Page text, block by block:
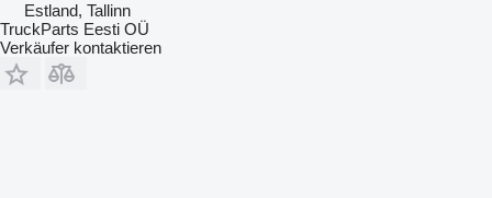
Estland, Tallinn
TruckParts Eesti OÜ
Verkäufer kontaktieren